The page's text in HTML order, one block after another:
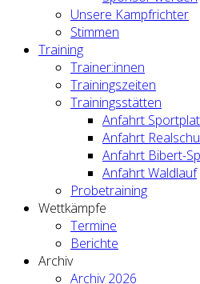
Unsere Kampfrichter
Stimmen
Training
Trainer:innen
Trainingszeiten
Trainingsstätten
Anfahrt
Anfahrt
Anfahrt Bibert-
Anfahrt Waldlauf
Probetraining
Wettkämpfe
Termine
Berichte
Archiv
Archiv 2026